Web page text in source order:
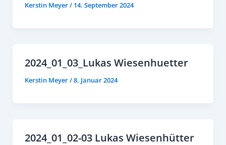
Kerstin Meyer/ 14. September 2024
2024_01_03_Lukas Wiesenhuetter
Kerstin Meyer/8. Januar 2024
2024_01_02-03 Lukas Wiesenhütter